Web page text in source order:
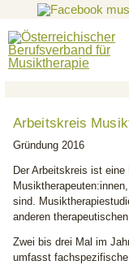
Arbeitskreis
Gründung 2016
Der Arbeitskreis ist
sind.
anderen
Zwei bis drei Mal im
umfasst